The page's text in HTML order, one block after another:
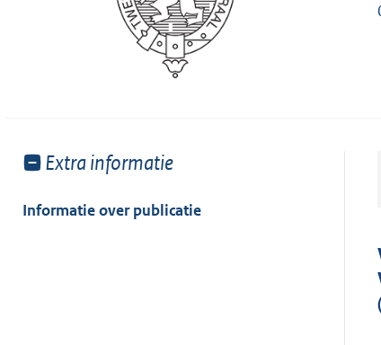
Toon
van:
Extra informatie
Informatie over publicatie